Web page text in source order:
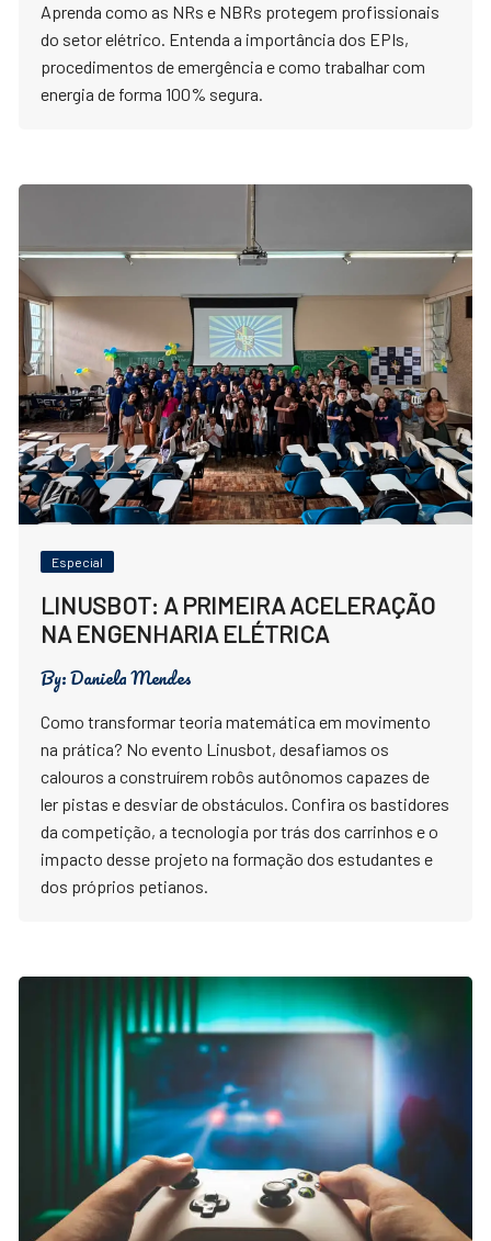
Aprenda como as NRs e NBRs protegem profissionais
do setor elétrico. Entenda a importância dos EPIs,
procedimentos de emergência e como trabalhar com
energia de forma 100% segura.
Especial
LINUSBOT: A PRIMEIRA ACELERAÇÃO
NA ENGENHARIA ELÉTRICA
By:Daniela Mendes
Como transformar teoria matemática em movimento
na prática? No evento Linusbot, desafiamos os
calouros a construírem robôs autônomos capazes de
ler pistas e desviar de obstáculos. Confira os bastidores
da competição, a tecnologia por trás dos carrinhos e o
impacto desse projeto na formação dos estudantes e
dos próprios petianos.